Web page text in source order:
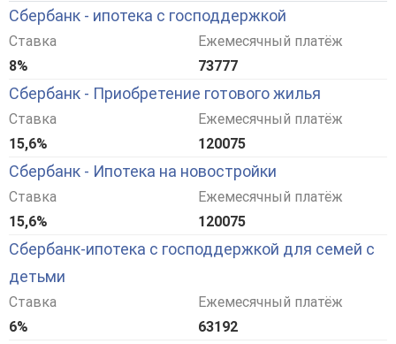
Сбербанк - ипотека с господдержкой
Ставка
8%
Ежемесячный платёж
73777
Сбербанк - Приобретение готового жилья
Ставка
15,6%
Ежемесячный платёж
120075
Сбербанк - Ипотека на новостройки
Ставка
15,6%
Ежемесячный платёж
120075
Сбербанк-ипотека с господдержкой для семей с
детьми
Ставка
6%
Ежемесячный платёж
63192